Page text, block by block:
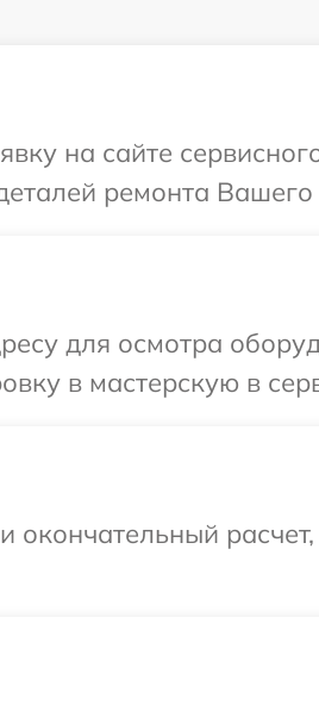
на сайте
ремонта Вашего
для осмотра
в мастерскую в